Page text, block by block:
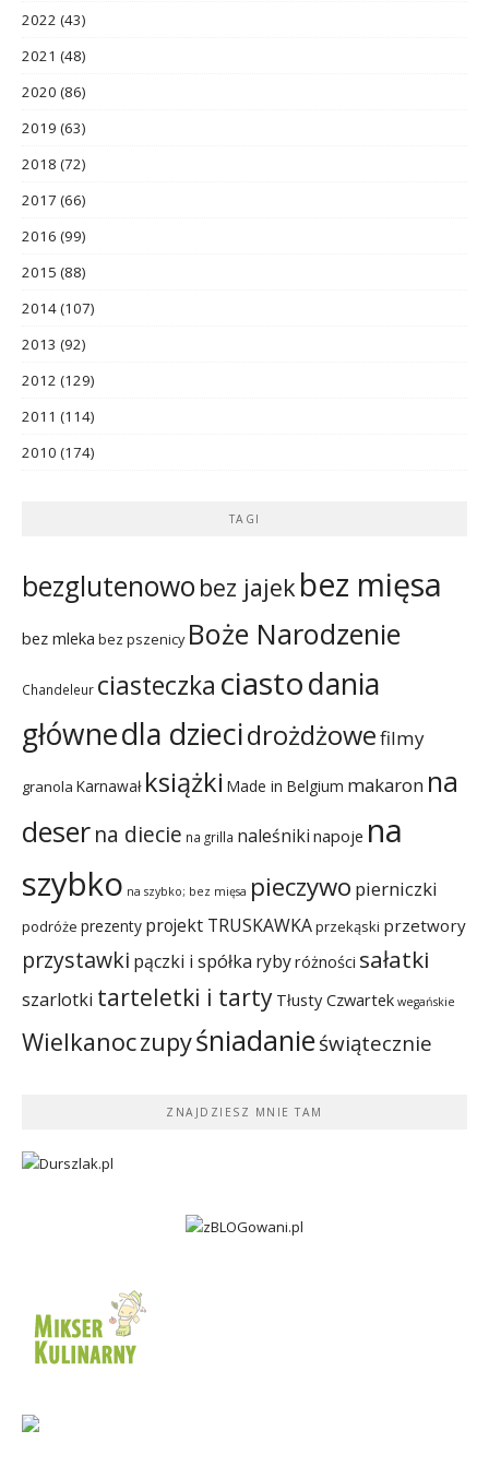
2022 (43)
2021 (48)
2020 (86)
2019 (63)
2018 (72)
2017 (66)
2016 (99)
2015 (88)
2014(107)
2013 (92)
2012 (129)
2011 (114)
2010 (174)
TAGI
bezglutenowo bez jajekbez mięsa
bez mleka bez pszenicy Boże Narodzenie
Chandeleur ciasteczka ciastodania
głównedla dziecidrożdżowefilmy
granola Karnawał książki Made in Belgium makaron na
deserna diecie na grilla naleśniki napoje na
szybko na szybko; bez mięsa pieczywo pierniczki
podróże prezenty projekt TRUSKAWKAprzekąski przetwory
przystawki pączki i spółka rybyróżności sałatki
szarlotki tarteletki i tarty Tłusty Czwartek wegańskie
Wielkanoczupyśniadanieświątecznie
ZNAJDZIESZ MNIE TAM